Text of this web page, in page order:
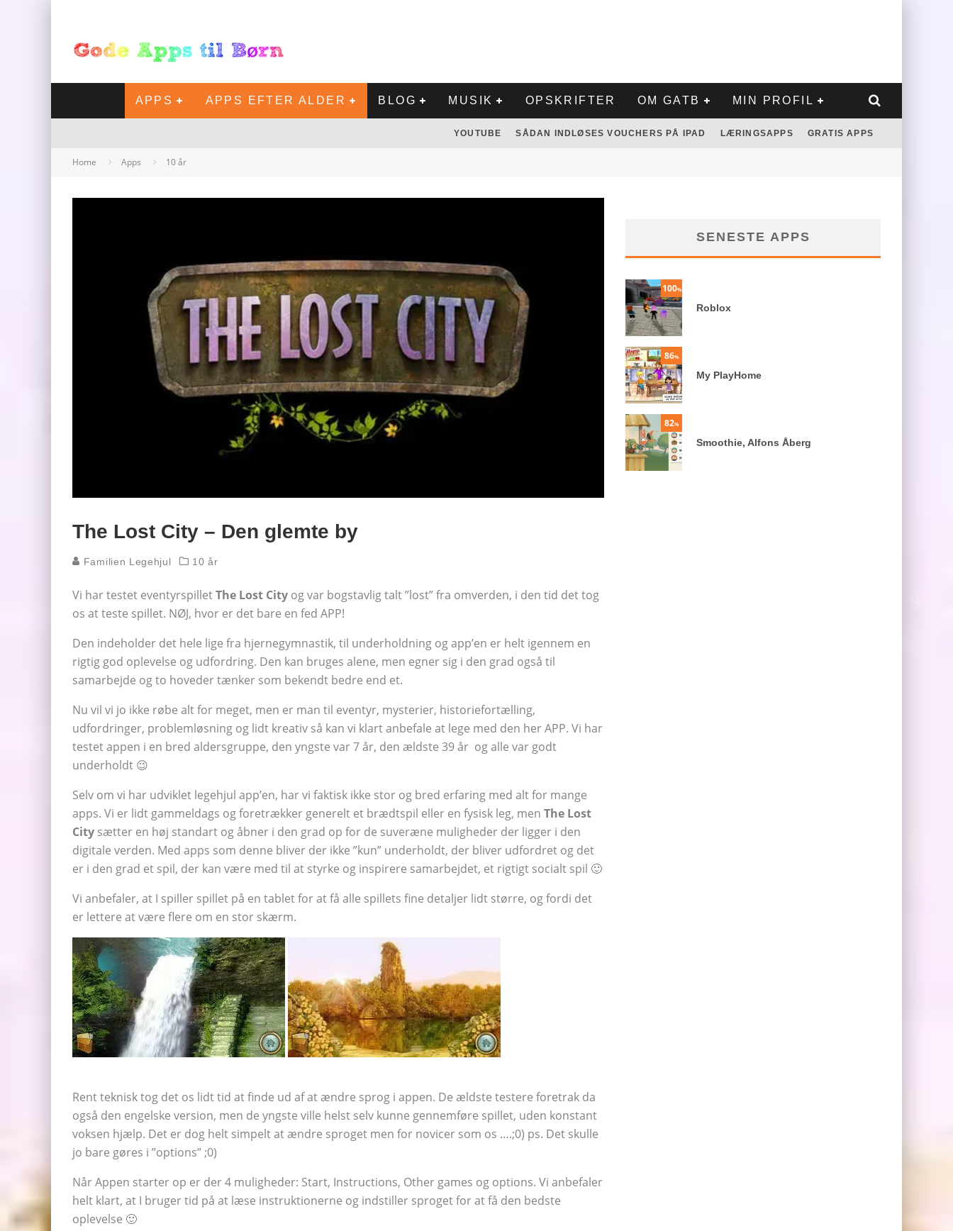
APPS APPS EFTER ALDER BLOG MUSIK OPSKRIFTER OM GATB MIN PROFIL
YOUTUBE SÅDAN INDLØSES VOUCHERS PÅ IPAD LÆRINGSAPPS GRATIS APPS
Home Apps 10 år
The Lost City – Den glemte by
Familien Legehjul 10 år
Vi har testet eventyrspilletThe Lost City og var bogstavlig talt ”lost” fra omverden, i den tid det tog
os at teste spillet. NØJ, hvor er det bare en fed APP!
Den indeholder det hele lige fra hjernegymnastik, til underholdning og app’en er helt igennem en
rigtig god oplevelse og udfordring. Den kan bruges alene, men egner sig i den grad også til
samarbejde og to hoveder tænker som bekendt bedre end et.
Nu vil vi jo ikke røbe alt for meget, men er man til eventyr, mysterier, historiefortælling,
udfordringer, problemløsning og lidt kreativ så kan vi klart anbefale at lege med den her APP. Vi har
testet appen i en bred aldersgruppe, den yngste var 7 år, den ældste 39 år og alle var godt
underholdt 😉
Selv om vi har udviklet legehjul app’en, har vi faktisk ikke stor og bred erfaring med alt for mange
apps. Vi er lidt gammeldags og foretrækker generelt et brædtspil eller en fysisk leg, men The Lost
City sætter en høj standart og åbner i den grad op for de suveræne muligheder der ligger i den
digitale verden. Med apps som denne bliver der ikke ”kun” underholdt, der bliver udfordret og det
er i den grad et spil, der kan være med til at styrke og inspirere samarbejdet, et rigtigt socialt spil 🙂
Vi anbefaler, at I spiller spillet på en tablet for at få alle spillets fine detaljer lidt større, og fordi det
er lettere at være flere om en stor skærm.
Rent teknisk tog det os lidt tid at finde ud af at ændre sprog i appen. De ældste testere foretrak da
også den engelske version, men de yngste ville helst selv kunne gennemføre spillet, uden konstant
voksen hjælp. Det er dog helt simpelt at ændre sproget men for novicer som os ….;0) ps. Det skulle
jo bare gøres i ”options” ;0)
Når Appen starter op er der 4 muligheder: Start, Instructions, Other games og options. Vi anbefaler
helt klart, at I bruger tid på at læse instruktionerne og indstiller sproget for at få den bedste
oplevelse 🙂
SENESTE APPS
100%
Roblox
86%
My PlayHome
82%
Smoothie, Alfons Åberg